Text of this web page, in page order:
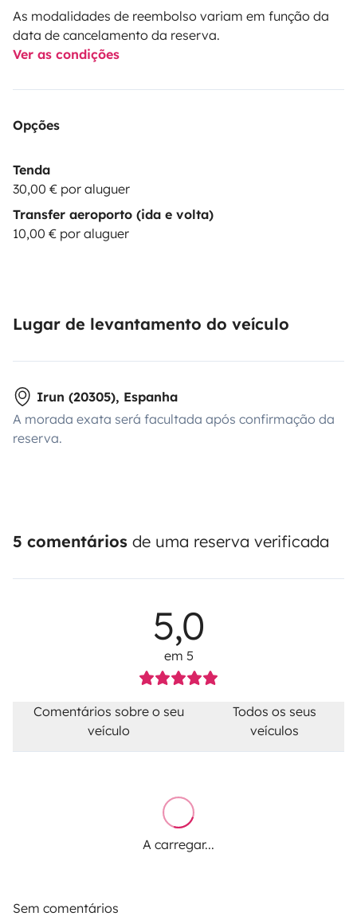
As modalidades de reembolso variam em função da
data de cancelamento da reserva.
Ver as condições
Opções
Tenda
30,00 € por aluguer
Transfer aeroporto (ida e volta)
10,00 € por aluguer
Lugar de levantamento do veículo
Irun (20305), Espanha
A morada exata será facultada após confirmação da
reserva.
5 comentários de uma reserva verificada
5,0
em 5
Comentários sobre o seu
veículo
Todos os seus
veículos
A carregar...
Sem comentários